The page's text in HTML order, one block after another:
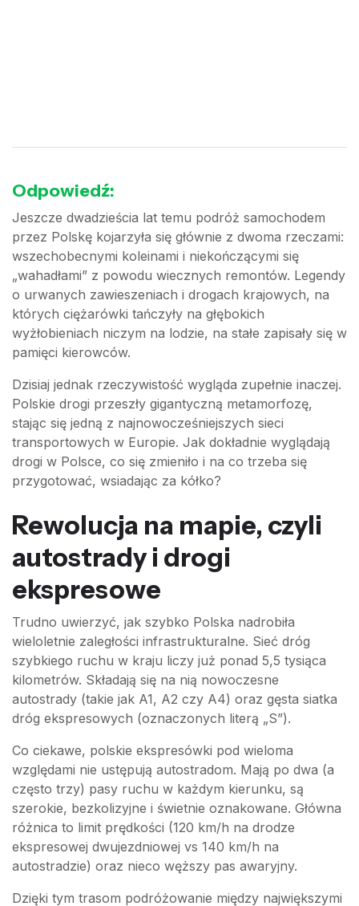
Odpowiedź:
Jeszcze dwadzieścia lat temu podróż samochodem
przez Polskę kojarzyła się głównie z dwoma rzeczami:
wszechobecnymi koleinami i niekończącymi się
„wahadłami” z powodu wiecznych remontów. Legendy
o urwanych zawieszeniach i drogach krajowych, na
których ciężarówki tańczyły na głębokich
wyżłobieniach niczym na lodzie, na stałe zapisały się w
pamięci kierowców.
Dzisiaj jednak rzeczywistość wygląda zupełnie inaczej.
Polskie drogi przeszły gigantyczną metamorfozę,
stając się jedną z najnowocześniejszych sieci
transportowych w Europie. Jak dokładnie wyglądają
drogi w Polsce, co się zmieniło i na co trzeba się
przygotować, wsiadając za kółko?
Rewolucja na mapie, czyli
autostrady i drogi
ekspresowe
Trudno uwierzyć, jak szybko Polska nadrobiła
wieloletnie zaległości infrastrukturalne. Sieć dróg
szybkiego ruchu w kraju liczy już ponad 5,5 tysiąca
kilometrów. Składają się na nią nowoczesne
autostrady (takie jak A1, A2 czy A4) oraz gęsta siatka
dróg ekspresowych (oznaczonych literą „S”).
Co ciekawe, polskie ekspresówki pod wieloma
względami nie ustępują autostradom. Mają po dwa (a
często trzy) pasy ruchu w każdym kierunku, są
szerokie, bezkolizyjne i świetnie oznakowane. Główna
różnica to limit prędkości (120 km/h na drodze
ekspresowej dwujezdniowej vs 140 km/h na
autostradzie) oraz nieco węższy pas awaryjny.
Dzięki tym trasom podróżowanie między największymi